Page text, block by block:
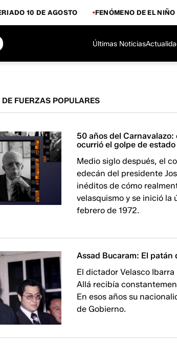
10 DE AGOSTO FENÓMENO DE EL
Últimas Noticias
FUERZAS POPULARES
50 años del
ocurrió el golpe de estado
Medio siglo después, el
edecán del presidente
inéditos de cómo
velasquismo y se inició la
febrero de 1972.
Assad Bucaram: El patán
El dictador Velasco
Allá recibía
En esos años su
de Gobierno.